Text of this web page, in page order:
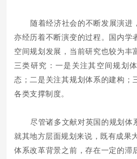
随着经济社会的不断发展演进
亦经历着不断演变的过程。国内学
空间规划发展，当前研究也较为丰
三类研究：一是关注其空间规划
态；二是关注其规划体系的建构；
各类支撑制度。
尽管诸多文献对英国的规划体
就其地方层面规划来说，既有成果
体系改革背景之前，存在一定的滞